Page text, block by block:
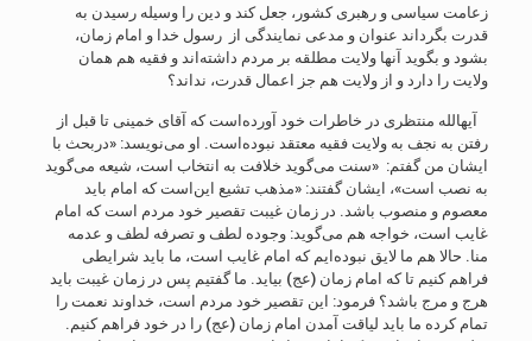
زعامت سیاسی و رهبری کشور، جعل کند و دین را وسیله رسیدن به
قدرت بگرداند عنوان و مدعی نمایندگی از رسول خدا و امام زمان،
بشود و بگوید آنها ولایت مطلقه بر مردم داشته‌اند و فقیه هم همان
ولایت را دارد و از ولایت هم جز اعمال قدرت، نداند؟
آیهالله منتظری در خاطرات خود آورده‌است که آقای خمینی تا قبل از
رفتن به نجف به ولایت فقیه معتقد نبوده‌است. او می‌نویسد: «دربحث با
ایشان من گفتم: «سنت می‌گوید خلافت به انتخاب است، شیعه می‌گوید
به نصب است»، ایشان گفتند: «مذهب تشیع این‌است که امام باید
معصوم و منصوب باشد. در زمان غیبت تقصیر خود مردم است که امام
غایب است، خواجه هم می‌گوید: وجوده لطف و تصرفه لطف و عدمه
منا. حالا هم ما لایق نبوده‌ایم که امام غایب است، ما باید شرایطی
فراهم کنیم تا که امام زمان (عج) بیاید. ما گفتیم پس در زمان غیبت باید
هرج و مرج باشد؟ فرمود: این تقصیر خود مردم است، خداوند نعمت را
تمام کرده ما باید لیاقت آمدن امام زمان (عج) را در خود فراهم کنیم.